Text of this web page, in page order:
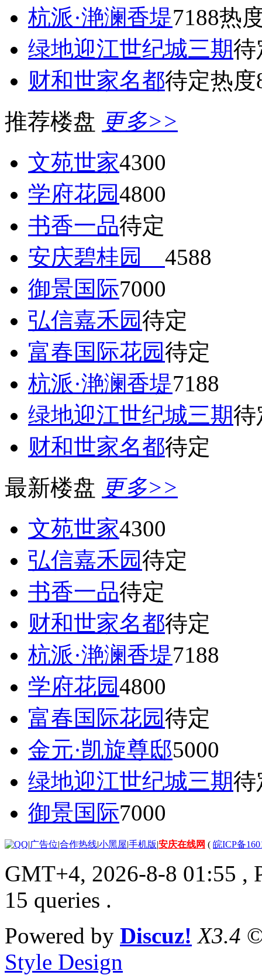
杭派·滟澜香堤7188热
绿地迎江世纪城三期待
财和世家名都待定热度
推荐楼盘 更多>>
文苑世家4300
学府花园4800
书香一品待定
安庆碧桂园 4588
御景国际7000
弘信嘉禾园待定
富春国际花园待定
杭派·滟澜香堤7188
绿地迎江世纪城三期待
财和世家名都待定
最新楼盘 更多>>
文苑世家4300
弘信嘉禾园待定
书香一品待定
财和世家名都待定
杭派·滟澜香堤7188
学府花园4800
富春国际花园待定
金元·凯旋尊邸5000
绿地迎江世纪城三期待
御景国际7000
|广告位|合作热线|小黑屋|手机版|安庆在线网 ( 皖ICP备
GMT+4, 2026-8-8 01:55 ,
15 queries .
Powered by Discuz! X3.4
Style Design